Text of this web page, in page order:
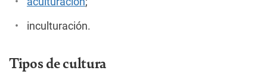
inculturación.
Tipos de cultura